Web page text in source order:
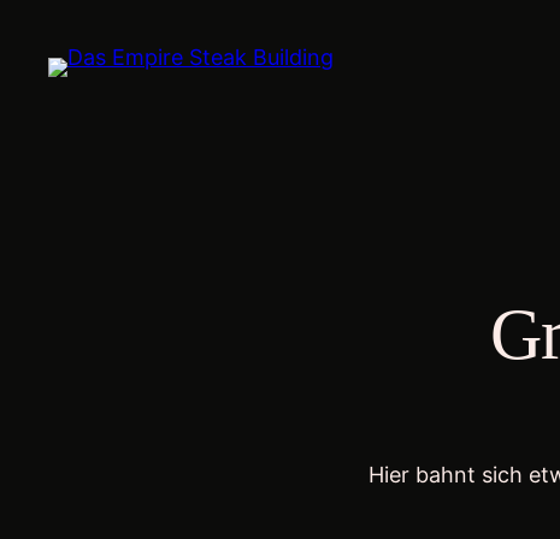
Hier bahnt sich